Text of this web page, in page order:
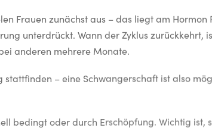
Frauen zunächst aus – das liegt am Hormon
unterdrückt. Wann der Zyklus zurückkehrt,
anderen mehrere Monate.
– eine Schwangerschaft ist also
bedingt oder durch Erschöpfung. Wichtig ist,